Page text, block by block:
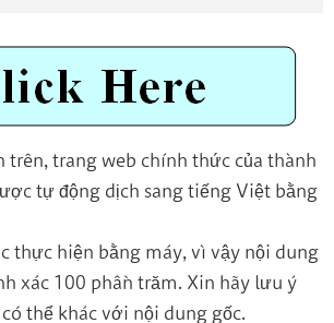
trên, trang web chính thức của thành
tự động dịch sang tiếng Việt bằng
thực hiện bằng máy, vì vậy nội dung
xác 100 phần trăm. Xin hãy lưu ý
thể khác với nội dung gốc.